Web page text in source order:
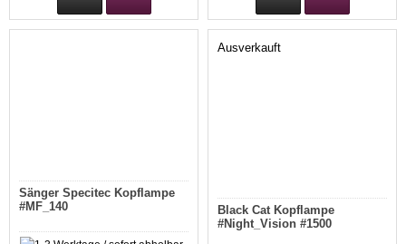
Sänger Specitec Kopflampe
#MF_140
Ausverkauft
Black Cat Kopflampe
#Night_Vision #1500